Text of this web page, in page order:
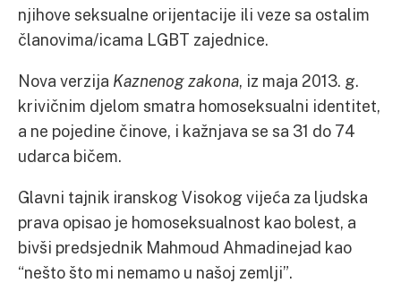
njihove seksualne orijentacije ili veze sa ostalim
članovima/icama LGBT zajednice.
Nova verzija Kaznenog zakona, iz maja 2013. g.
krivičnim djelom smatra homoseksualni identitet,
a ne pojedine činove, i kažnjava se sa 31 do 74
udarca bičem.
Glavni tajnik iranskog Visokog vijeća za ljudska
prava opisao je homoseksualnost kao bolest, a
bivši predsjednik Mahmoud Ahmadinejad kao
“nešto što mi nemamo u našoj zemlji”.